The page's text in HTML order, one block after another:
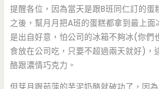
提醒各位，因為當天是跟B班同仁訂的蛋
之後，幫月月把A班的蛋糕都拿到最上
是出自好意，怕公司的冰箱不夠冰(你們
食放在公司吃，只要不超過兩天就好)，
酪跟濃情巧克力。